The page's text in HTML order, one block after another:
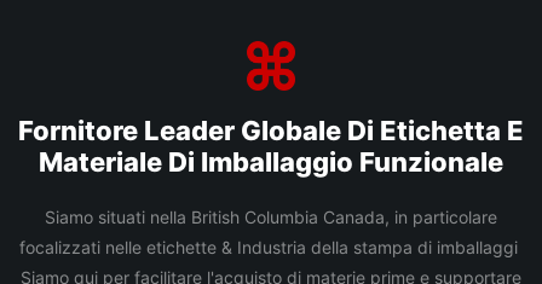
Fornitore Leader Globale Di Etichetta E
Materiale Di Imballaggio Funzionale
Siamo situati nella British Columbia Canada, in particolare
focalizzati nelle etichette & Industria della stampa di imballaggi
Siamo qui per facilitare l'acquisto di materie prime e supportare